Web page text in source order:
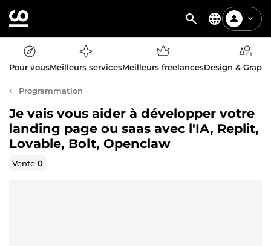
Pour vousMeilleurs servicesMeilleurs freelancesDesign &
Programmation
Je vais vous aider à développer votre
landing page ou saas avec l'IA, Replit,
Lovable, Bolt, Openclaw
Vente0